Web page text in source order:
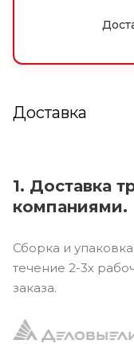
Доставка
1. Доставка
компаниями.
Сборка и
течение 2-3х
заказа.